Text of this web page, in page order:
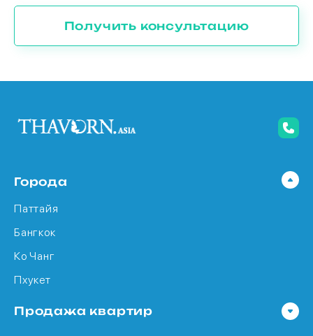
Получить консультацию
Города
Паттайя
Бангкок
Ко Чанг
Пхукет
Продажа квартир